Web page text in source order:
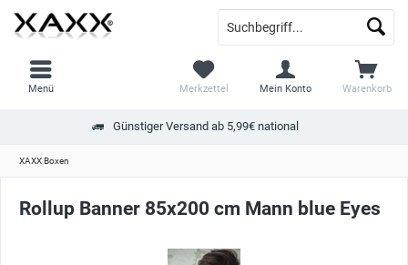
Günstiger Versand ab 5,99€ national
Warenkorb
Merkzettel Mein Konto
Menü
XAXX Boxen
Rollup Banner 85x200 cm Mann blue Eyes